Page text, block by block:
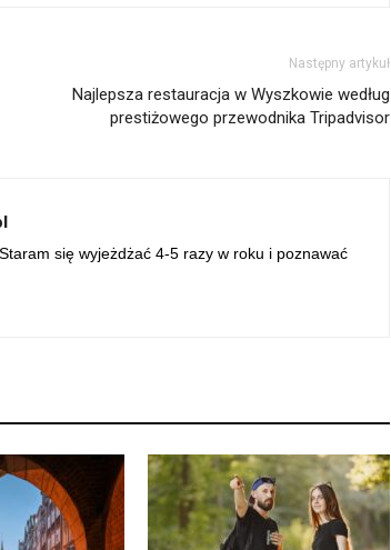
Następny artykuł
Najlepsza restauracja w Wyszkowie według
prestiżowego przewodnika Tripadvisor
się wyjeżdżać 4-5 razy w roku i poznawać